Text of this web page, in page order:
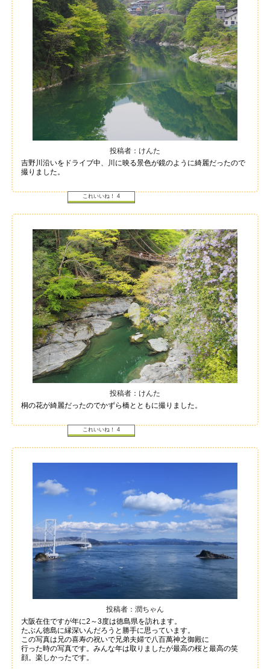
投稿者：けんた
吉野川沿いをドライブ中、川に映る景色が鏡のように綺麗だったので
撮りました。
これいいね！ 4
投稿者：けんた
桐の花が綺麗だったのでかずら橋とともに撮りました。
これいいね！ 4
投稿者：潤ちゃん
大阪在住ですが年に2～3度は徳島県を訪れます。
たぶん徳島に縁深いんだろうと勝手に思っています。
この写真は兄の喜寿の祝いで兄弟夫婦で八百萬神之御殿に
行った時の写真です。みんな年は取りましたが最高の桜と最高の笑
顔。楽しかったです。